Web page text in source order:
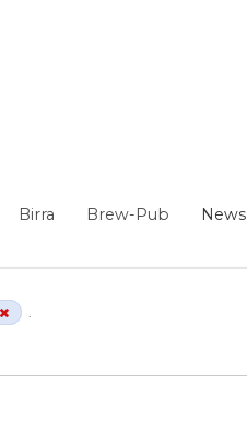
Birra Brew-Pub News